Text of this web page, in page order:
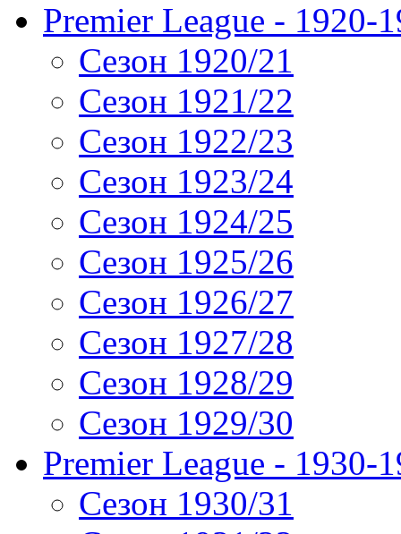
Premier League - 1920-
Сезон 1920/21
Сезон 1921/22
Сезон 1922/23
Сезон 1923/24
Сезон 1924/25
Сезон 1925/26
Сезон 1926/27
Сезон 1927/28
Сезон 1928/29
Сезон 1929/30
Premier League - 1930-
Сезон 1930/31